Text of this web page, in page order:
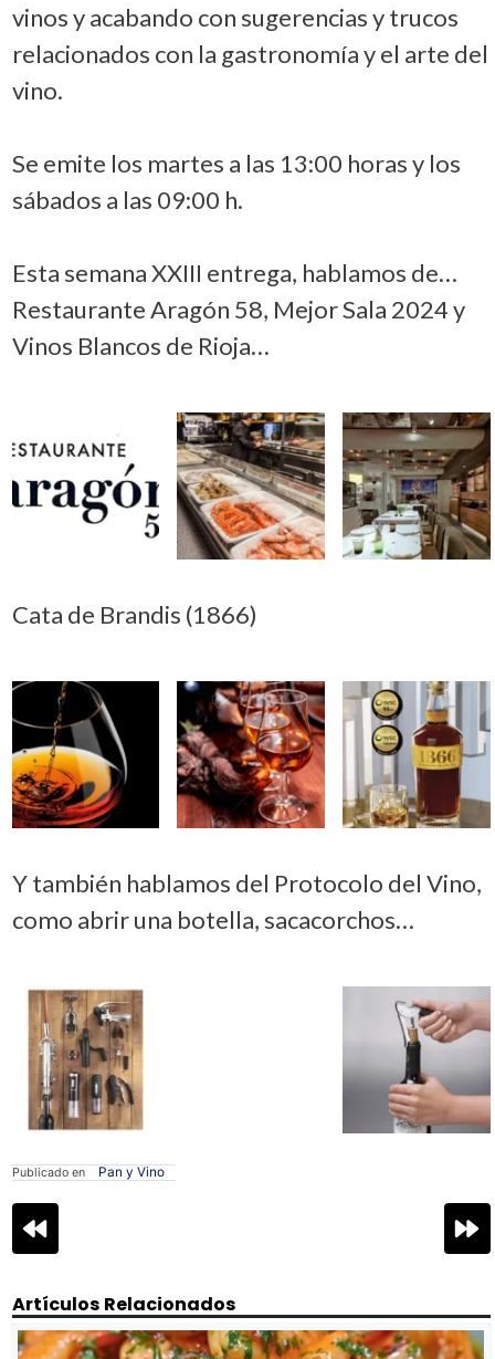
vinos y acabando con sugerencias y trucos
relacionados con la gastronomía y el arte del
vino.
Se emite los martes a las 13:00 horas y los
sábados a las 09:00 h.
Esta semana XXIII entrega, hablamos de…
Restaurante Aragón 58, Mejor Sala 2024 y
Vinos Blancos de Rioja…
Cata de Brandis (1866)
Y también hablamos del Protocolo del Vino,
como abrir una botella, sacacorchos…
Publicado en Pan y Vino
Navegación
de
Artículos Relacionados